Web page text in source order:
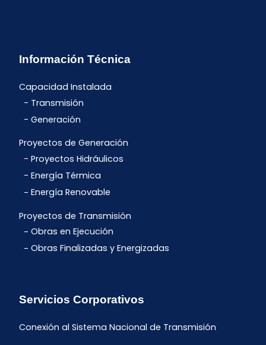
Información Técnica
Capacidad Instalada
Transmisión
Generación
Proyectos de Generación
Proyectos Hidráulicos
Energía Térmica
Energía Renovable
Proyectos de Transmisión
Obras en Ejecución
Obras Finalizadas y Energizadas
Servicios Corporativos
Conexión al Sistema Nacional de Transmisión